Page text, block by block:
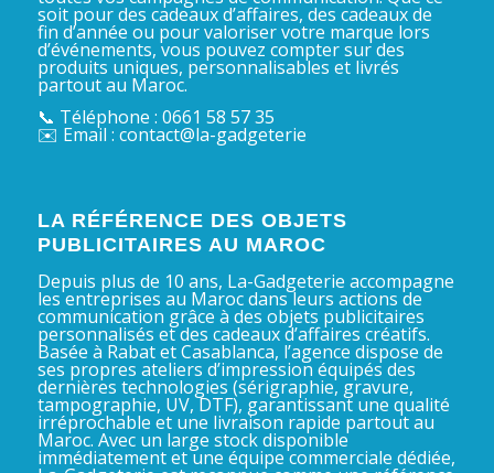
soit pour des cadeaux d’affaires, des cadeaux de
fin d’année ou pour valoriser votre marque lors
d’événements, vous pouvez compter sur des
produits uniques, personnalisables et livrés
partout au Maroc.
📞 Téléphone : 0661 58 57 35
✉️ Email : contact@la-gadgeterie
LA RÉFÉRENCE DES OBJETS
PUBLICITAIRES AU MAROC
Depuis plus de 10 ans, La-Gadgeterie accompagne
les entreprises au Maroc dans leurs actions de
communication grâce à des objets publicitaires
personnalisés et des cadeaux d’affaires créatifs.
Basée à Rabat et Casablanca, l’agence dispose de
ses propres ateliers d’impression équipés des
dernières technologies (sérigraphie, gravure,
tampographie, UV, DTF), garantissant une qualité
irréprochable et une livraison rapide partout au
Maroc. Avec un large stock disponible
immédiatement et une équipe commerciale dédiée,